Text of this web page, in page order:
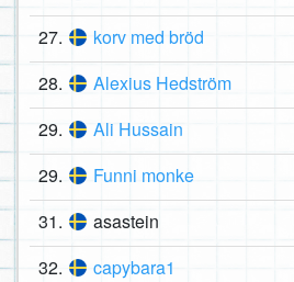
27. korv med bröd
28. Alexius Hedström
29. Ali Hussain
29. Funni monke
31. asastein
32. capybara1